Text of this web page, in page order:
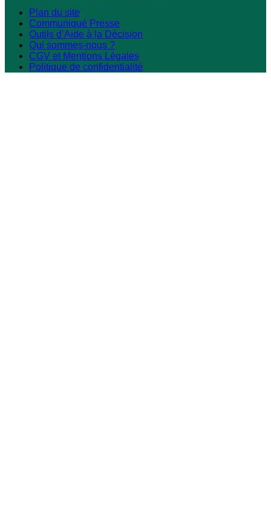
Plan du site
Communiqué Presse
Outils d’Aide à la Décision
Qui sommes-nous ?
CGV et Mentions Légales
Politique de confidentialité